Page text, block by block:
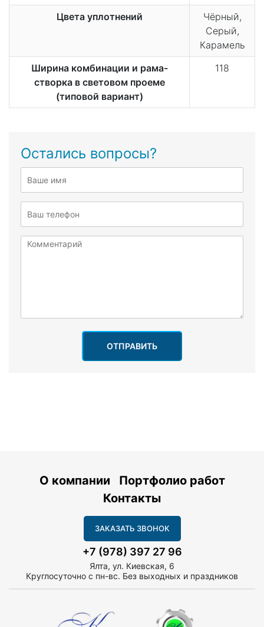
Цвета уплотнений
Чёрный,
Серый,
Карамель
Ширина комбинации и рама-
створка в световом проеме
(типовой вариант)
118
Остались вопросы?
ОТПРАВИТЬ
О компании
Портфолио работ
Контакты
ЗАКАЗАТЬ ЗВОНОК
+7 (978) 397 27 96
Ялта, ул. Киевская, 6
Круглосуточно с пн-вс. Без выходных и праздников